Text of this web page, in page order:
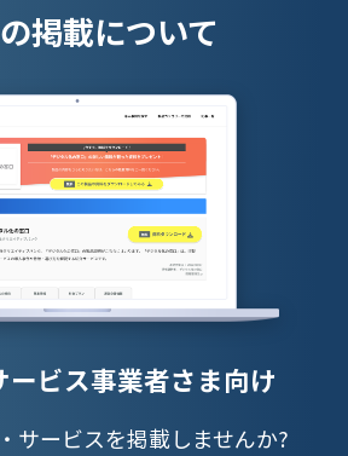
掲載について
ービス事業者さま向け
サービスを掲載しませんか?